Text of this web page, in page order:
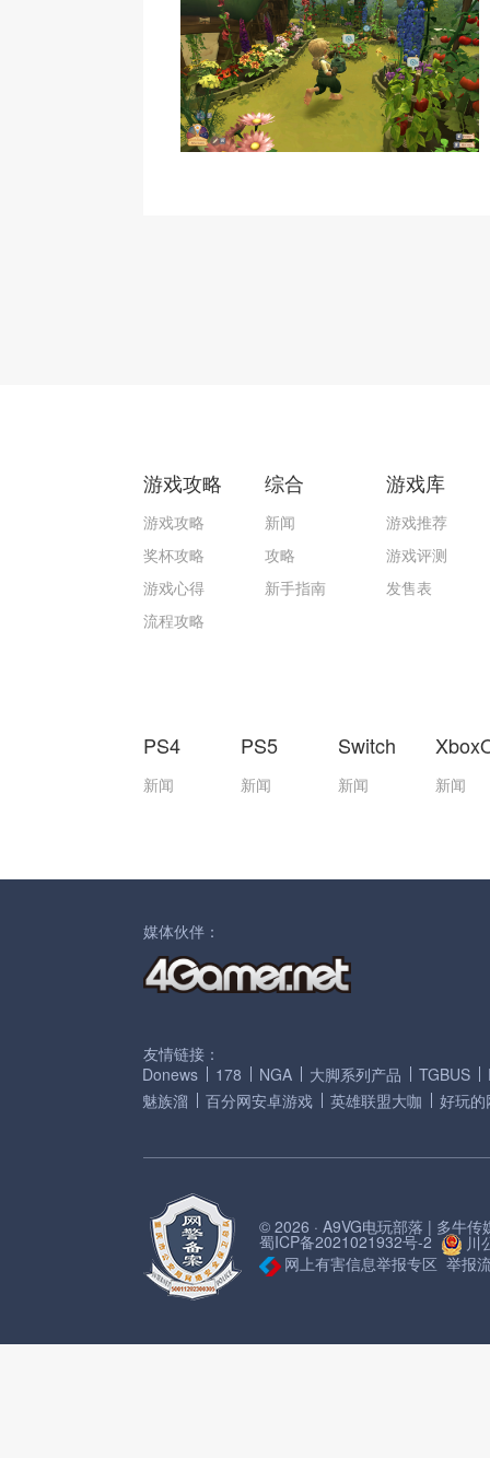
游戏攻略
游戏攻略
奖杯攻略
游戏心得
流程攻略
综合
新闻
攻略
新手指南
游戏库
游戏推荐
游戏评测
发售表
PS4
新闻
PS5
新闻
Switch
新闻 新闻
媒体伙伴：
友情链接：
Donews
178 NGA 大脚系列产品 TGBUS
魅族溜
百分网安卓游戏 英雄联盟大咖 好玩的
© 2026 · A9VG电玩部落 | 多牛传
蜀ICP备2021021932号-2
川
网上有害信息举报专区 举报